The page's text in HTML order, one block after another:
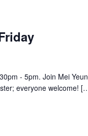
- 5pm. Join Mei
everyone welcome!